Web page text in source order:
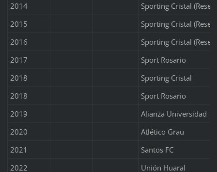
2014
Sporting Cristal
2015
Sporting Cristal
2016
Sporting Cristal
2017
Sport Rosario
2018
Sporting Cristal
2018
Sport Rosario
2019
Alianza Universidad
2020
Atlético Grau
2021
Santos FC
2022
Unión Huaral